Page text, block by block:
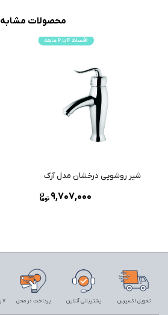
محصولات مشابه
شیر روشویی درخشان مدل آرک
9,707,000
تحویل اکسپرس پشتیبانی آنلاین پرداخت در محل 7 روز ضمانت بازگشت